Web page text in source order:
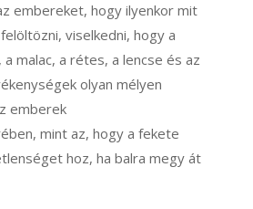
embereket, hogy ilyenkor mit
viselkedni, hogy a
malac, a rétes, a lencse és az
olyan mélyen
emberek
mint az, hogy a fekete
hoz, ha balra megy át